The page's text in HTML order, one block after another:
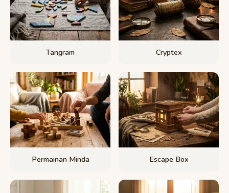
Tangram Cryptex
Permainan Minda Escape Box